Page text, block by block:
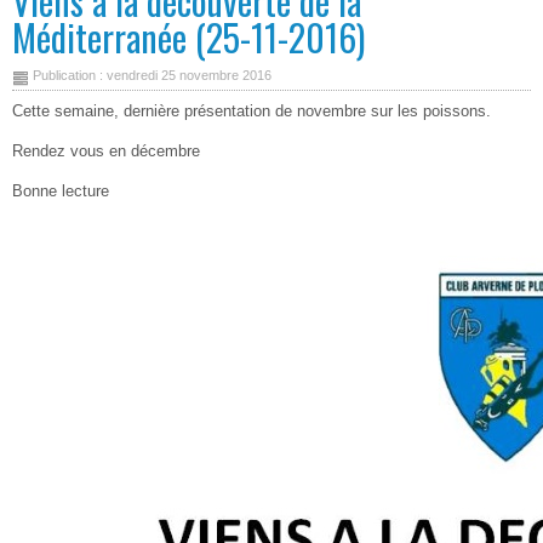
Méditerranée (25-11-2016)
Publication : vendredi 25 novembre 2016
Cette semaine, dernière présentation de novembre sur les poissons.
Rendez vous en décembre
Bonne lecture